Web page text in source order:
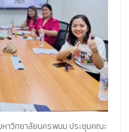
หาวิทยาลัยนครพนม ประชุมคณะ